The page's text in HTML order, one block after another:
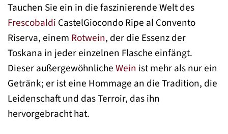
Tauchen Sie ein in die faszinierende Welt des
Frescobaldi CastelGiocondo Ripe al Convento
Riserva, einem Rotwein, der die Essenz der
Toskana in jeder einzelnen Flasche einfängt.
Dieser außergewöhnlicheWein ist mehr als nur ein
Getränk; er ist eine Hommage an die Tradition, die
Leidenschaft und das Terroir, das ihn
hervorgebracht hat.